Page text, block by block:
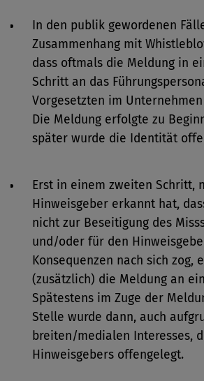
In den publik gewordenen
Zusammenhang mit
dass oftmals die Meldung in
Schritt an das
Vorgesetzten im
Die Meldung erfolgte zu
später wurde die Identität
Erst in einem zweiten Schritt,
Hinweisgeber erkannt hat,
nicht zur Beseitigung des
und/oder für den
Konsequenzen nach sich zog,
(zusätzlich) die Meldung an
Spätestens im Zuge der
Stelle wurde dann, auch
breiten/medialen Interesses,
Hinweisgebers offengelegt.